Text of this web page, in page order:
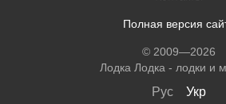
Полная версия
© 2009—2026
Лодка Лодка - лодки и
Рус Укр